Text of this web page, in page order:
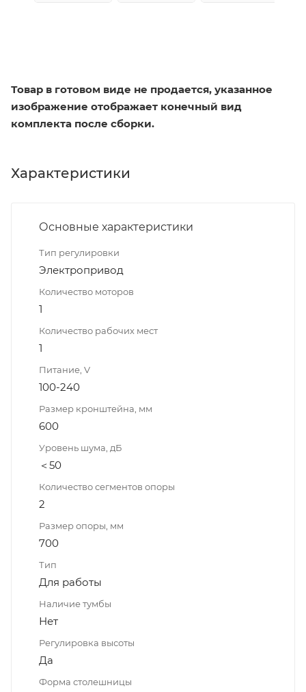
Товар в готовом виде не продается, указанное
изображение отображает конечный вид
комплекта после сборки.
Характеристики
Основные характеристики
Тип регулировки
Электропривод
Количество моторов
1
Количество рабочих мест
1
Питание, V
100-240
Размер кронштейна, мм
600
Уровень шума, дБ
＜50
Количество сегментов опоры
2
Размер опоры, мм
700
Тип
Для работы
Наличие тумбы
Нет
Регулировка высоты
Да
Форма столешницы